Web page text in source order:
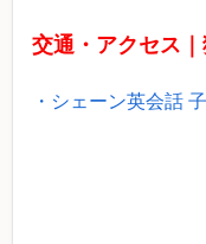
交通・アクセス
・シェーン英会話